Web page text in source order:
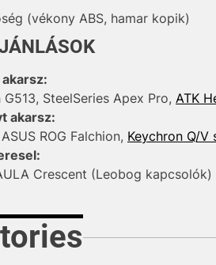
(vékony ABS, hamar kopik)
SteelSeries Apex Pro, ATK
akarsz:
ROG Falchion, Keychron Q/V
Crescent (Leobog kapcsolók)